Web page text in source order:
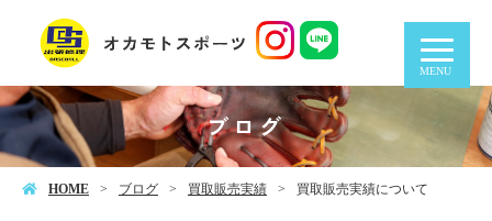
MENU
ブログ
HOME ブログ 買取販売実績 買取販売実績について